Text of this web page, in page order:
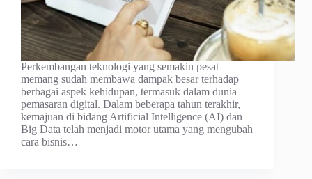
Perkembangan teknologi yang semakin pesat
memang sudah membawa dampak besar terhadap
berbagai aspek kehidupan, termasuk dalam dunia
pemasaran digital. Dalam beberapa tahun terakhir,
kemajuan di bidang Artificial Intelligence (AI) dan
Big Data telah menjadi motor utama yang mengubah
cara bisnis…